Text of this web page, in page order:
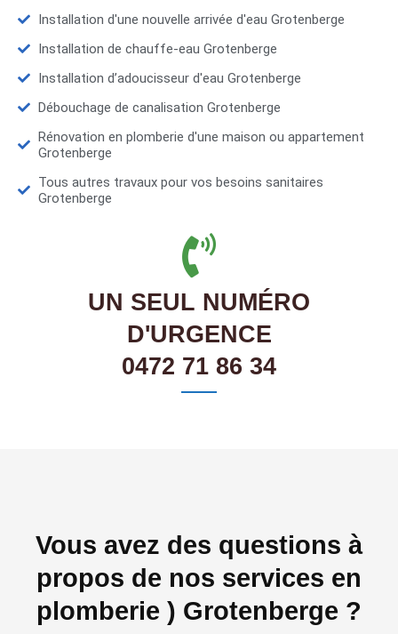
Installation d'une nouvelle arrivée d'eau Grotenberge
Installation de chauffe-eau Grotenberge
Installation d’adoucisseur d'eau Grotenberge
Débouchage de canalisation Grotenberge
Rénovation en plomberie d'une maison ou appartement
Grotenberge
Tous autres travaux pour vos besoins sanitaires
Grotenberge
UN SEUL NUMÉRO
D'URGENCE
0472 71 86 34
Vous avez des questions à
propos de nos services en
plomberie ) Grotenberge ?